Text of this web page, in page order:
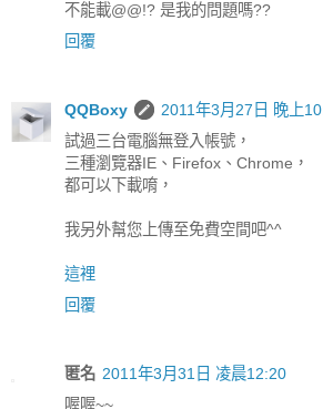
不能載@@!? 是我的問題嗎??
回覆
QQBoxy
2011年3月27日 晚上
試過三台電腦無登入帳號，
三種瀏覽器IE、Firefox、Chrome，
都可以下載唷，
我另外幫您上傳至免費空間吧^^
這裡
回覆
匿名 2011年3月31日 凌晨12:20
喔喔~~